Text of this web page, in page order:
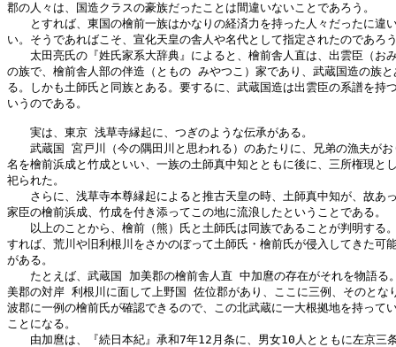
郡の人々は、国造クラスの豪族だったことは間違いないことであろう。
とすれば、東国の檜前一族はかなりの経済力を持った人々だったに違
い。そうであればこそ、宣化天皇の舎人や名代として指定されたのであろ
太田亮氏の『姓氏家系大辞典』によると、檜前舎人直は、出雲臣（お
の族で、檜前舎人部の伴造（ともの みやつこ）家であり、武蔵国造の族と
る。しかも土師氏と同族とある。要するに、武蔵国造は出雲臣の系譜を持
いうのである。
実は、東京 浅草寺縁起に、つぎのような伝承がある。
武蔵国 宮戸川（今の隅田川と思われる）のあたりに、兄弟の漁夫がお
名を檜前浜成と竹成といい、一族の土師真中知とともに後に、三所権現と
祀られた。
さらに、浅草寺本尊縁起によると推古天皇の時、土師真中知が、故あ
家臣の檜前浜成、竹成を付き添ってこの地に流浪したということである。
以上のことから、檜前（熊）氏と土師氏は同族であることが判明する
すれば、荒川や旧利根川をさかのぼって土師氏・檜前氏が侵入してきた可
がある。
たとえば、武蔵国 加美郡の檜前舎人直 中加麿の存在がそれを物語る
美郡の対岸 利根川に面して上野国 佐位郡があり、ここに三例、そのとな
波郡に一例の檜前氏が確認できるので、この北武蔵に一大根拠地を持って
ことになる。
由加麿は、『続日本紀』承和7年12月条に、男女10人とともに左京三